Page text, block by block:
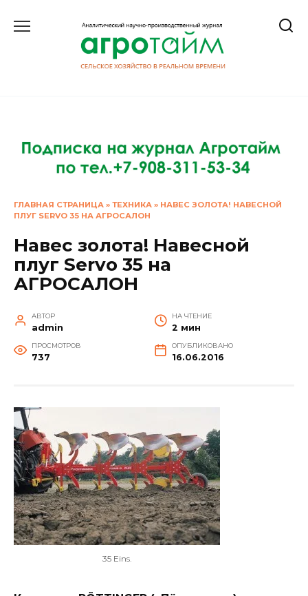
ГЛАВНАЯ СТРАНИЦА » ТЕХНИКА » НАВЕС ЗОЛОТА! НАВЕСНОЙ
ПЛУГ SERVO 35 НА АГРОСАЛОН
Навес золота! Навесной
плуг Servo 35 на
АГРОСАЛОН
АВТОР
admin
НА ЧТЕНИЕ
2 мин
ПРОСМОТРОВ
737
ОПУБЛИКОВАНО
16.06.2016
35 Eins.